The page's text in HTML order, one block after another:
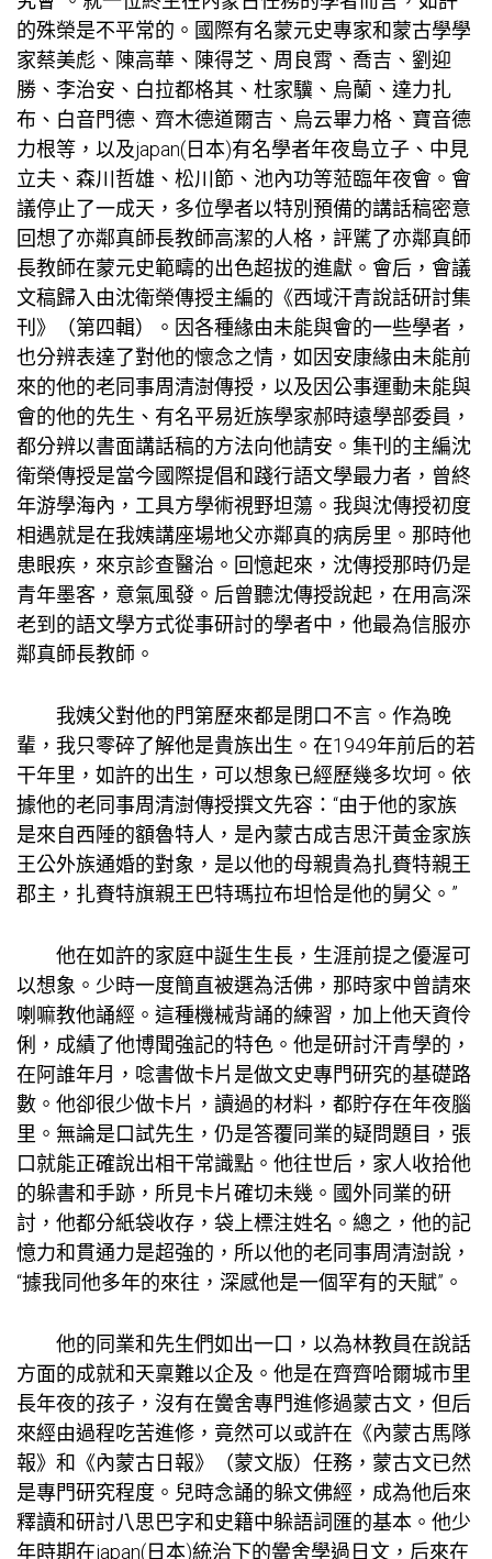
的殊榮是不平常的。國際有名蒙元史專家和蒙古學學
家蔡美彪、陳高華、陳得芝、周良霄、喬吉、劉迎
勝、李治安、白拉都格其、杜家驥、烏蘭、達力扎
布、白音門德、齊木德道爾吉、烏云畢力格、寶音德
力根等，以及japan(日本)有名學者年夜島立子、中見
立夫、森川哲雄、松川節、池內功等蒞臨年夜會。會
議停止了一成天，多位學者以特別預備的講話稿密意
回想了亦鄰真師長教師高潔的人格，評騭了亦鄰真師
長教師在蒙元史範疇的出色超拔的進獻。會后，會議
文稿歸入由沈衛榮傳授主編的《西域汗青說話研討集
刊》（第四輯）。因各種緣由未能與會的一些學者，
也分辨表達了對他的懷念之情，如因安康緣由未能前
來的他的老同事周清澍傳授，以及因公事運動未能與
會的他的先生、有名平易近族學家郝時遠學部委員，
都分辨以書面講話稿的方法向他請安。集刊的主編沈
衛榮傳授是當今國際提倡和踐行語文學最力者，曾終
年游學海內，工具方學術視野坦蕩。我與沈傳授初度
相遇就是在我姨講座場地父亦鄰真的病房里。那時他
患眼疾，來京診查醫治。回憶起來，沈傳授那時仍是
青年墨客，意氣風發。后曾聽沈傳授說起，在用高深
老到的語文學方式從事研討的學者中，他最為信服亦
鄰真師長教師。
我姨父對他的門第歷來都是閉口不言。作為晚
輩，我只零碎了解他是貴族出生。在1949年前后的若
干年里，如許的出生，可以想象已經歷幾多坎坷。依
據他的老同事周清澍傳授撰文先容：“由于他的家族
是來自西陲的額魯特人，是內蒙古成吉思汗黃金家族
王公外族通婚的對象，是以他的母親貴為扎賚特親王
郡主，扎賚特旗親王巴特瑪拉布坦恰是他的舅父。”
他在如許的家庭中誕生生長，生涯前提之優渥可
以想象。少時一度簡直被選為活佛，那時家中曾請來
喇嘛教他誦經。這種機械背誦的練習，加上他天資伶
俐，成績了他博聞強記的特色。他是研討汗青學的，
在阿誰年月，唸書做卡片是做文史專門研究的基礎路
數。他卻很少做卡片，讀過的材料，都貯存在年夜腦
里。無論是口試先生，仍是答覆同業的疑問題目，張
口就能正確說出相干常識點。他往世后，家人收拾他
的躲書和手跡，所見卡片確切未幾。國外同業的研
討，他都分紙袋收存，袋上標注姓名。總之，他的記
憶力和貫通力是超強的，所以他的老同事周清澍說，
“據我同他多年的來往，深感他是一個罕有的天賦”。
他的同業和先生們如出一口，以為林教員在說話
方面的成就和天稟難以企及。他是在齊齊哈爾城市里
長年夜的孩子，沒有在黌舍專門進修過蒙古文，但后
來經由過程吃苦進修，竟然可以或許在《內蒙古馬隊
報》和《內蒙古日報》（蒙文版）任務，蒙古文已然
是專門研究程度。兒時念誦的躲文佛經，成為他后來
釋讀和研討八思巴字和史籍中躲語詞匯的基本。他少
年時期在japan(日本)統治下的黌舍學過日文，后來在